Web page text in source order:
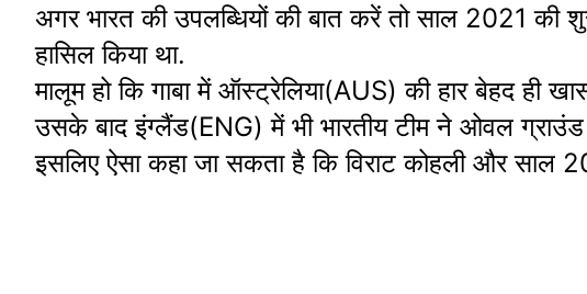
अगर भारत की उपलब्धियों की बात करें तो साल 2021 की
हासिल किया था.
मालूम हो कि गाबा में ऑस्ट्रेलिया(AUS) की हार बेहद ही
उसके बाद इंग्लैंड(ENG) में भी भारतीय टीम ने ओवल ग्राउंड
इसलिए ऐसा कहा जा सकता है कि विराट कोहली और